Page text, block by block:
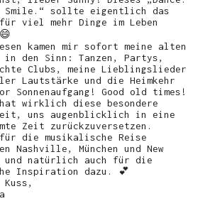
Smile.“ sollte eigentlich das
viel mehr Dinge im Leben
kamen mir sofort meine alten
in den Sinn: Tanzen, Partys,
Clubs, meine Lieblingslieder
Lautstärke und die Heimkehr
Sonnenaufgang! Good old times!
wirklich diese besondere
uns augenblicklich in eine
Zeit zurückzuversetzen.
für die musikalische Reise
Nashville, München und New
und natürlich auch für die
Inspiration dazu. 💕
Kuss,